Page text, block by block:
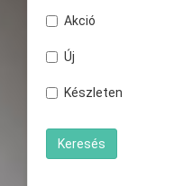
Akció
Új
Készleten